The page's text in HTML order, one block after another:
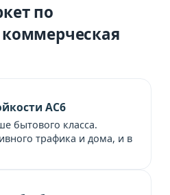
по
AC6
бытового класса.
трафика и дома, и в